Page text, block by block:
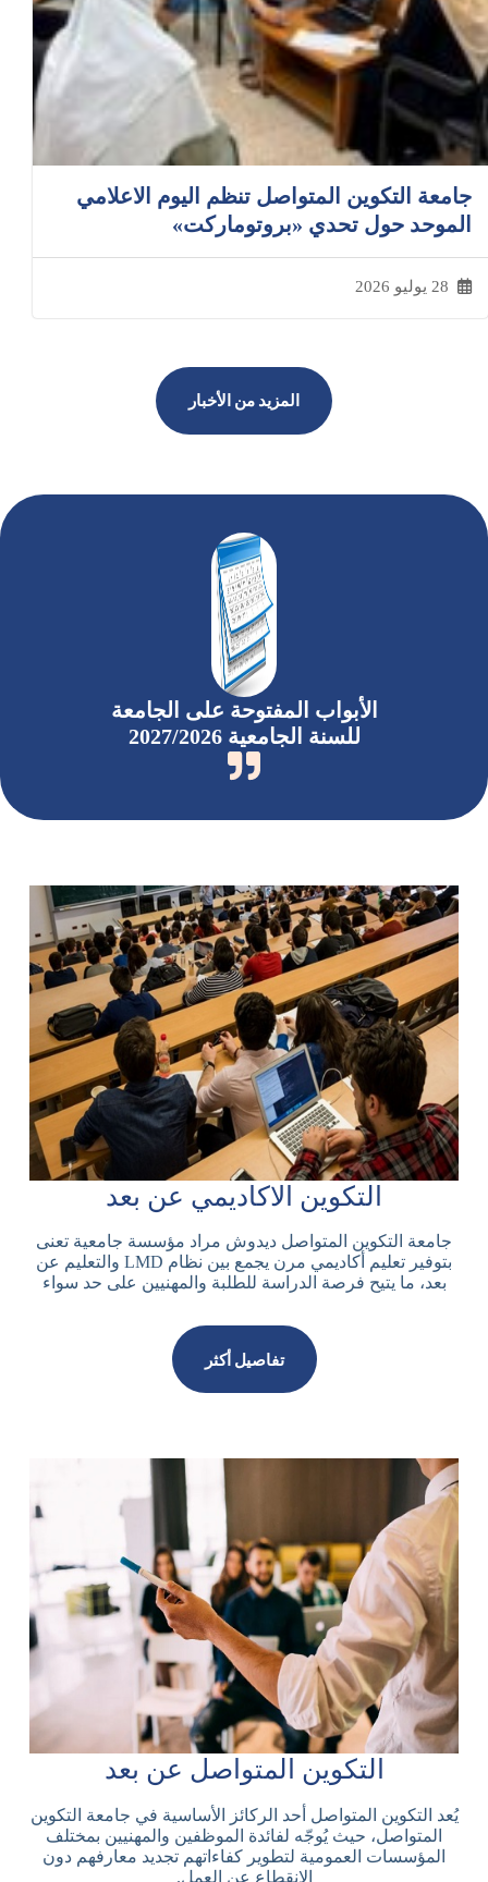
جامعة التكوين المتواصل تنظم اليوم الاعلامي
الموحد حول تحدي «بروتوماركت»
28 يوليو 2026
المزيد من الأخبار
الأبواب المفتوحة على الجامعة
للسنة الجامعية 2027/2026
التكوين الاكاديمي عن بعد
جامعة التكوين المتواصل ديدوش مراد مؤسسة جامعية تعنى
بتوفير تعليم أكاديمي مرن يجمع بين نظام LMD والتعليم عن
بعد، ما يتيح فرصة الدراسة للطلبة والمهنيين على حد سواء
تفاصيل أكثر
التكوين المتواصل عن بعد
يُعد التكوين المتواصل أحد الركائز الأساسية في جامعة التكوين
المتواصل، حيث يُوجّه لفائدة الموظفين والمهنيين بمختلف
المؤسسات العمومية لتطوير كفاءاتهم تجديد معارفهم دون
الانقطاع عن العمل.